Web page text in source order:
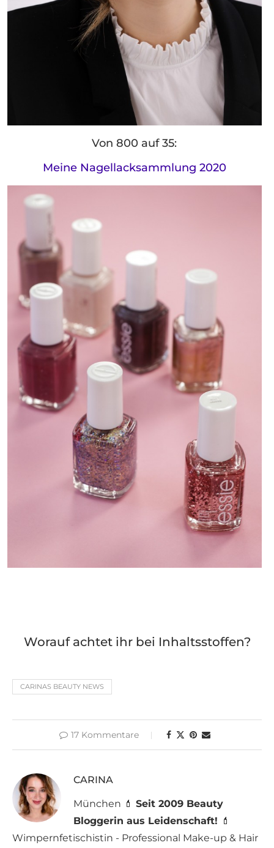
Von 800 auf 35:
Meine Nagellacksammlung 2020
Worauf achtet ihr bei Inhaltsstoffen?
CARINAS BEAUTY NEWS
17 Kommentare
CARINA
München 💄 Seit 2009 Beauty
Bloggerin aus Leidenschaft! 💄
Wimpernfetischistin - Professional Make-up & Hair